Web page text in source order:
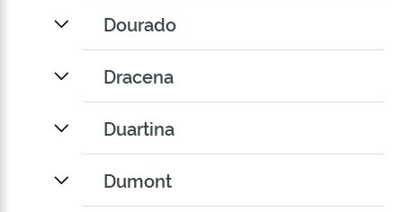
Dourado
Dracena
Duartina
Dumont